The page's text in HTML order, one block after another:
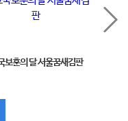
보훈의 달 서울꿈새김판